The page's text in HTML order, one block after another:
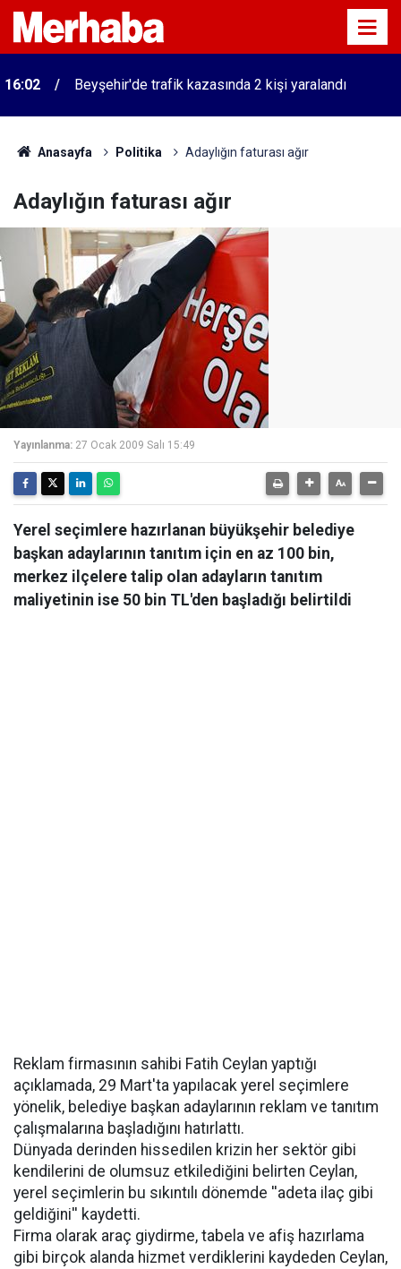
16:02 Beyşehir'de trafik kazasında 2 kişi yaralandı
Anasayfa Politika Adaylığın faturası ağır
Adaylığın faturası ağır
Yayınlanma: 27 Ocak 2009 Salı 15:49
Yerel seçimlere hazırlanan büyükşehir belediye
başkan adaylarının tanıtım için en az 100 bin,
merkez ilçelere talip olan adayların tanıtım
maliyetinin ise 50 bin TL'den başladığı belirtildi
Reklam firmasının sahibi Fatih Ceylan yaptığı
açıklamada, 29 Mart'ta yapılacak yerel seçimlere
yönelik, belediye başkan adaylarının reklam ve tanıtım
çalışmalarına başladığını hatırlattı.
Dünyada derinden hissedilen krizin her sektör gibi
kendilerini de olumsuz etkilediğini belirten Ceylan,
yerel seçimlerin bu sıkıntılı dönemde ''adeta ilaç gibi
geldiğini'' kaydetti.
Firma olarak araç giydirme, tabela ve afiş hazırlama
gibi birçok alanda hizmet verdiklerini kaydeden Ceylan,